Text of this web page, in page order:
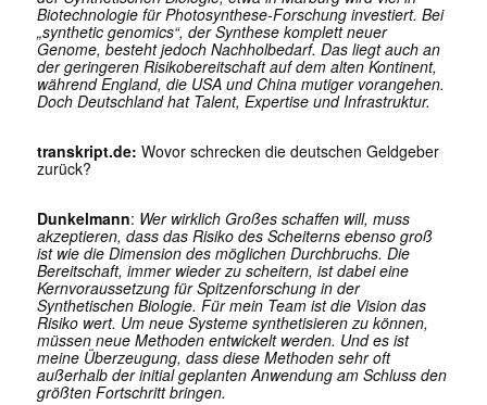
Biotechnologie für Photosynthese-Forschung investiert. Bei
„synthetic genomics“, der Synthese komplett neuer
Genome, besteht jedoch Nachholbedarf. Das liegt auch an
der geringeren Risikobereitschaft auf dem alten Kontinent,
während England, die USA und China mutiger vorangehen.
Doch Deutschland hat Talent, Expertise und Infrastruktur.
transkript.de: Wovor schrecken die deutschen Geldgeber
zurück?
Dunkelmann: Wer wirklich Großes schaffen will, muss
akzeptieren, dass das Risiko des Scheiterns ebenso groß
ist wie die Dimension des möglichen Durchbruchs. Die
Bereitschaft, immer wieder zu scheitern, ist dabei eine
Kernvoraussetzung für Spitzenforschung in der
Synthetischen Biologie. Für mein Team ist die Vision das
Risiko wert. Um neue Systeme synthetisieren zu können,
müssen neue Methoden entwickelt werden. Und es ist
meine Überzeugung, dass diese Methoden sehr oft
außerhalb der initial geplanten Anwendung am Schluss den
größten Fortschritt bringen.